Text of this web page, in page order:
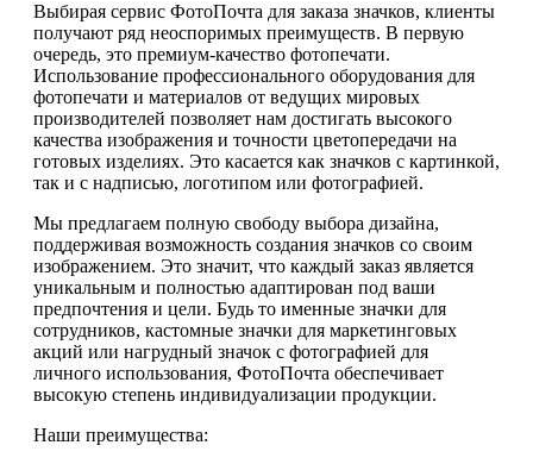
Выбирая сервис ФотоПочта для заказа значков, клиенты
получают ряд неоспоримых преимуществ. В первую
очередь, это премиум-качество фотопечати.
Использование профессионального оборудования для
фотопечати и материалов от ведущих мировых
производителей позволяет нам достигать высокого
качества изображения и точности цветопередачи на
готовых изделиях. Это касается как значков с картинкой,
так и с надписью, логотипом или фотографией.
Мы предлагаем полную свободу выбора дизайна,
поддерживая возможность создания значков со своим
изображением. Это значит, что каждый заказ является
уникальным и полностью адаптирован под ваши
предпочтения и цели. Будь то именные значки для
сотрудников, кастомные значки для маркетинговых
акций или нагрудный значок с фотографией для
личного использования, ФотоПочта обеспечивает
высокую степень индивидуализации продукции.
Наши преимущества: